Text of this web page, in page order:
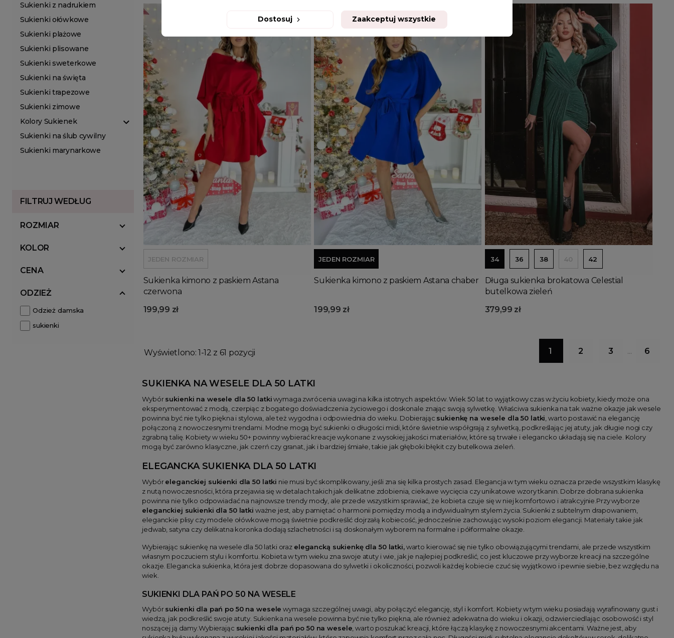
Sukienki z nadrukiem
Sukienki ołówkowe
Sukienki plażowe
Sukienki plisowane
Sukienki sweterkowe
Sukienki na święta
Sukienki trapezowe
Sukienki zimowe
Kolory Sukienek
Sukienki na ślub cywilny
Sukienki marynarkowe
FILTRUJ WEDŁUG
ROZMIAR
KOLOR
CENA
ODZIEŻ
Odzież damska
sukienki
Dodaj do koszyka
Wyprzedany
JEDEN ROZMIAR
Sukienka kimono z paskiem Astana
czerwona
199,99 zł
Dodaj do koszyka
JEDEN ROZMIAR
Sukienka kimono z paskiem Astana chaber
199,99 zł
34 36 38 40 42
Długa sukienka brokatowa Celestial
butelkowa zieleń
379,99 zł
Wyświetlono: 1-12 z 61 pozycji 1 2 3 … 6
SUKIENKA NA WESELE DLA 50 LATKI
Wybórsukienki na wesele dla 50 latkiwymaga zwrócenia uwagi na kilka istotnych aspektów. Wiek 50 lat to wyjątkowy czas w życiu kobiety, kiedy może ona
eksperymentować z modą, czerpiąc z bogatego doświadczenia życiowego i doskonale znając swoją sylwetkę. Właściwa sukienka na tak ważne okazje jak wesele
powinna być nie tylko piękna i stylowa, ale też wygodna i odpowiednia do wieku. Dobierając sukienkę na wesele dla 50 latki, warto postawić na elegancję
połączoną z nowoczesnymi trendami. Modne mogą być sukienki o długości midi, które świetnie współgrają z sylwetką, podkreślając jej atuty, jak długie nogi czy
zgrabną talię. Kobiety w wieku 50+ powinny wybierać kreacje wykonane z wysokiej jakości materiałów, które są trwałe i elegancko układają się na ciele. Kolory
mogą być zarówno klasyczne, jak czerń czy granat, jak i bardziej śmiałe, takie jak głęboki błękit czy butelkowa zieleń.
ELEGANCKA SUKIENKA DLA 50 LATKI
Wybóreleganckiej sukienki dla 50 latki nie musi być skomplikowany, jeśli zna się kilka prostych zasad. Elegancja w tym wieku oznacza przede wszystkim klasykę
z nutą nowoczesności, która przejawia się w detalach takich jak delikatne zdobienia, ciekawe wycięcia czy unikatowe wzory tkanin. Dobrze dobrana sukienka
powinna nie tylko odpowiadać na najnowsze trendy mody, ale przede wszystkim sprawiać, że kobieta czuje się w niej komfortowo i atrakcyjnie.Przy wyborze
eleganckiej sukienki dla 50 latki ważne jest, aby pamiętać o harmonii pomiędzy modą a indywidualnym stylem życia. Sukienki z subtelnym drapowaniem,
eleganckie plisy czy modele ołówkowe mogą świetnie podkreślić dojrzałą kobiecość, jednocześnie zachowując wysoki poziom elegancji. Materiały takie jak
jedwab, satyna czy delikatna koronka dodają szlachetności i są doskonałym wyborem na formalne i półformalne okazje.
Wybierając sukienkę na wesele dla 50 latki oraz elegancką sukienkę dla 50 latki,warto kierować się nie tylko obowiązującymi trendami, ale przede wszystkim
własnym poczuciem stylu i komfortu. Kobieta w tym wieku zna swoje atuty i wie, jak je najlepiej podkreślić, co jest kluczowe przy wyborze kreacji na szczególne
okazje. Elegancka sukienka, która jest dobrze dopasowana do sylwetki i okoliczności, pozwoli każdej kobiecie czuć się wyjątkowo i pewnie siebie, bez względu na
wiek.
SUKIENKI DLA PAŃ PO 50 NA WESELE
Wybórsukienki dla pań po 50 na wesele wymaga szczególnej uwagi, aby połączyć elegancję, styl i komfort. Kobiety w tym wieku posiadają wyrafinowany gust i
wiedzą, jak podkreślić swoje atuty. Sukienka na wesele powinna być nie tylko piękna, ale również adekwatna do wieku i okazji, odzwierciedlając osobowość i styl
noszącej ją damy.Wybierając sukienki dla pań po 50 na wesele, warto poszukać kreacji, które łączą klasykę z nowoczesnymi akcentami. Ważne jest, aby
Dostosuj Zaakceptuj wszystkie